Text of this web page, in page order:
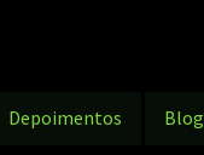
Depoimentos Blog